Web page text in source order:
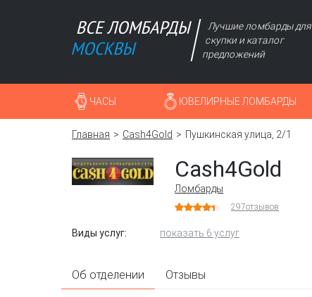
Лучшие ломбарды для
скупки и каталог
предложений
ЧАСЫ ЮВЕЛИРНЫЕ ЛОМБАРДЫ
Главная Cash4Gold Пушкинская улица, 2/1
Cash4Gold
Ломбарды
297отзывов
Виды услуг: показать 6 услуг
Об отделении Отзывы